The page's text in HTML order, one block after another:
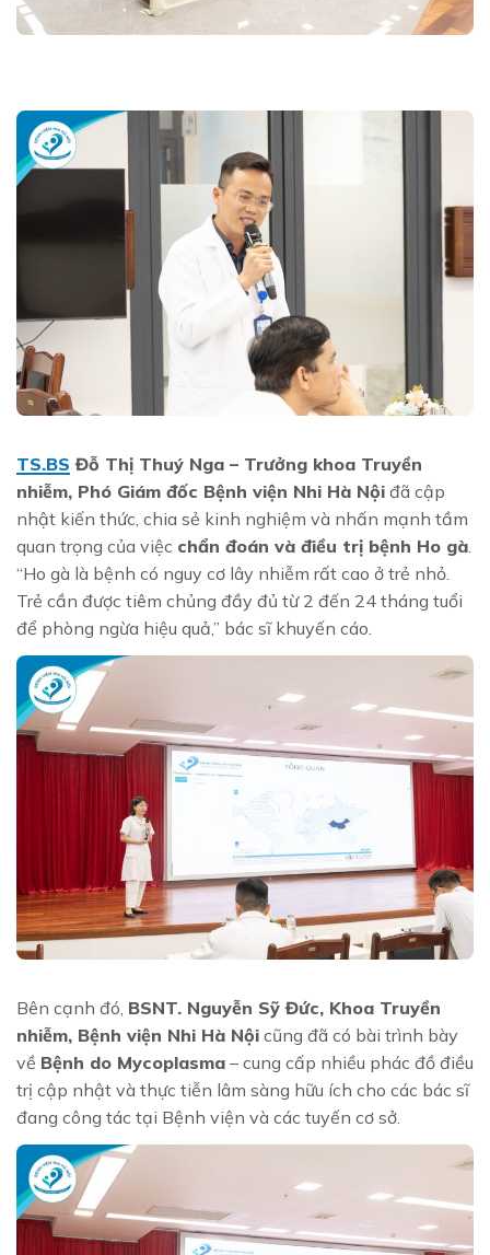
TS.BS Đỗ Thị Thuý Nga – Trưởng khoa Truyền
nhiễm, Phó Giám đốc Bệnh viện Nhi Hà Nội đã cập
nhật kiến thức, chia sẻ kinh nghiệm và nhấn mạnh tầm
quan trọng của việc chẩn đoán và điều trị bệnh Ho gà
“Ho gà là bệnh có nguy cơ lây nhiễm rất cao ở trẻ nhỏ.
Trẻ cần được tiêm chủng đầy đủ từ 2 đến 24 tháng tuổi
để phòng ngừa hiệu quả,” bác sĩ khuyến cáo.
Bên cạnh đó, BSNT. Nguyễn Sỹ Đức, Khoa Truyền
nhiễm, Bệnh viện Nhi Hà Nội cũng đã có bài trình bày
về Bệnh do Mycoplasma – cung cấp nhiều phác đồ điều
trị cập nhật và thực tiễn lâm sàng hữu ích cho các bác sĩ
đang công tác tại Bệnh viện và các tuyến cơ sở.